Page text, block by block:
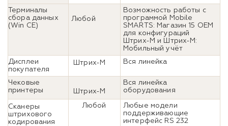
Терминалы
сбора данных
(Win CE)
Любой
Возможность работы с
программой Mobile
SMARTS: Магазин 15 OEM
для конфигураций
Штрих-М и Штрих-М:
Мобильный учёт
Дисплеи
покупателя
Штрих-М Вся линейка
Чековые
принтеры
Штрих-М
Вся линейка
оборудования
Сканеры
штрихового
кодирования
Любой
Любые модели
поддерживающие
интерфейс RS 232